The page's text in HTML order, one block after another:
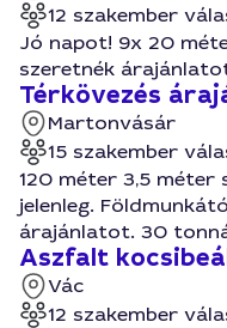
12 szakember
Jó napot! 9x 20
szeretnék
Térkövezés
Martonvásár
15 szakember
120 méter 3,5 méter
jelenleg.
árajánlatot. 30
Aszfalt
Vác
12 szakember